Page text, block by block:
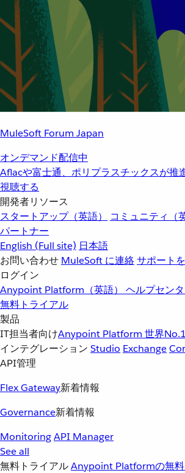
MuleSoft Forum Japan
オンデマンド配信中
Aflacや富士通、ポリプラスチックスが推
視聴する
開発者リソース
スタートアップ（英語）
コミュニティ（
パートナー
English (Full site) 日本語
お問い合わせ MuleSoft に連絡サポート
ログイン
Anypoint Platform（英語） ヘルプセンタ
無料トライアル
製品
IT担当者向けAnypoint Platform 世界
インテグレーション Studio Exchange
API管理
Flex Gateway新着情報
Governance新着情報
MonitoringAPI Manager
See all
無料トライアルAnypoint Platformの無